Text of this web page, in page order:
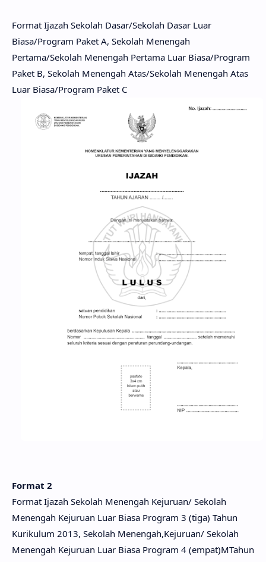
Format Ijazah Sekolah Dasar/Sekolah Dasar Luar
Biasa/Program Paket A, Sekolah Menengah
Pertama/Sekolah Menengah Pertama Luar Biasa/Program
Paket B, Sekolah Menengah Atas/Sekolah Menengah Atas
Luar Biasa/Program Paket C
Format 2
Format Ijazah Sekolah Menengah Kejuruan/ Sekolah
Menengah Kejuruan Luar Biasa Program 3 (tiga) Tahun
Kurikulum 2013, Sekolah Menengah,Kejuruan/ Sekolah
Menengah Kejuruan Luar Biasa Program 4 (empat)MTahun